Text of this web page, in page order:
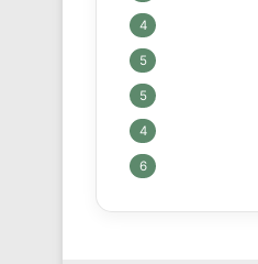
4
5
5
4
6